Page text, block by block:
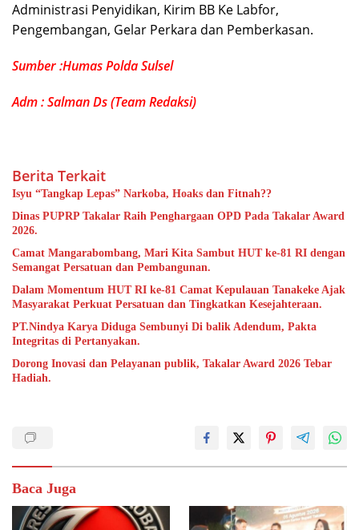
Administrasi Penyidikan, Kirim BB Ke Labfor,
Pengembangan, Gelar Perkara dan Pemberkasan.
Sumber :Humas Polda Sulsel
Adm : Salman Ds (Team Redaksi)
Berita Terkait
Isyu “Tangkap Lepas” Narkoba, Hoaks dan Fitnah??
Dinas PUPRP Takalar Raih Penghargaan OPD Pada Takalar Award
2026.
Camat Mangarabombang, Mari Kita Sambut HUT ke-81 RI dengan
Semangat Persatuan dan Pembangunan.‍
Dalam Momentum HUT RI ke-81 Camat Kepulauan Tanakeke Ajak
Masyarakat Perkuat Persatuan dan Tingkatkan Kesejahteraan.
PT.Nindya Karya Diduga Sembunyi Di balik Adendum, Pakta
Integritas di Pertanyakan.
Dorong Inovasi dan Pelayanan publik, Takalar Award 2026 Tebar
Hadiah.
Baca Juga